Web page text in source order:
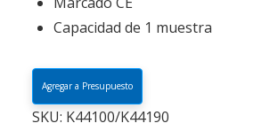
Capacidad de 1 muestra
Agregar a Presupuesto
SKU: K44100/K44190